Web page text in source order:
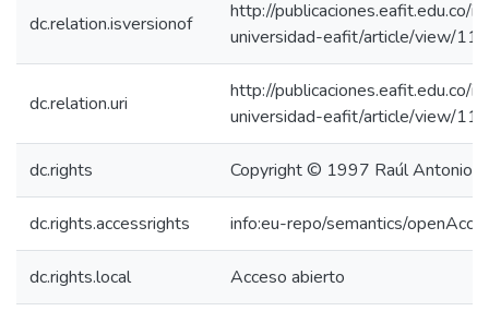
dc.relation.isversionof
http://publicaciones.eafit.edu.co/
universidad-eafit/article/view/
dc.relation.uri
http://publicaciones.eafit.edu.co/
universidad-eafit/article/view/
dc.rights Copyright © 1997 Raúl Antonio
dc.rights.accessrights info:eu-repo/semantics/
dc.rights.local Acceso abierto